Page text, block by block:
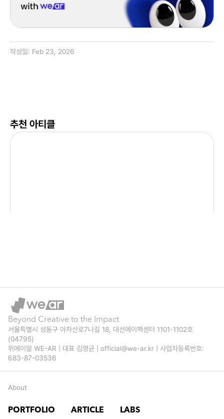
작성일: Feb 23, 2026
추천 아티클
수
시
대
,
살
는
Beyond Creative to the Impact
서울특별시 성동구 아차산로7나길 18, 대선에이팩센터 1101-1102호
(04795)
위에이알 WE-AR | 대표 김영균 | official@we-ar.kr | 사업자등록번호:
683-87-03536
About
PORTFOLIO ARTICLE LABS